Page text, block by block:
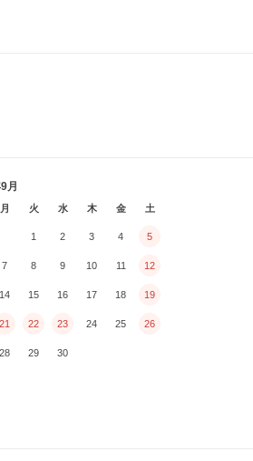
月
月 火 水 木 金 土
1 2 3 4 5
7 8 9 10 11 12
14 15 16 17 18 19
21 22 23 24 25 26
28 29 30